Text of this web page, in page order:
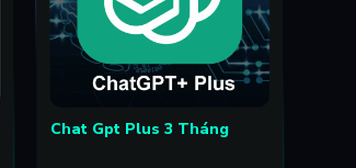
Chat Gpt Plus 3 Tháng